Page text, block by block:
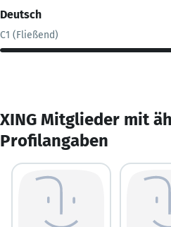
Deutsch
C1 (Fließend)
XING Mitglieder mit
Profilangaben